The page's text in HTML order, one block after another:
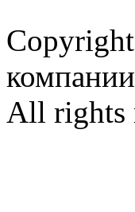
All rights